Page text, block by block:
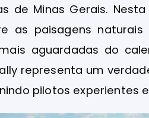
de Minas Gerais.
as paisagens
aguardadas do
representa um
pilotos experientes